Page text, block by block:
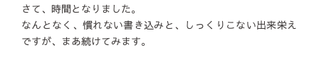
さて、時間となりました。
なんとなく、慣れない書き込みと、しっくりこない出来栄え
ですが、まあ続けてみます。